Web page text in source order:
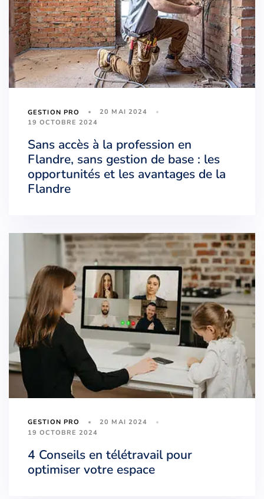
GESTION PRO
20 MAI 2024
19 OCTOBRE 2024
Sans accès à la profession en
Flandre, sans gestion de base : les
opportunités et les avantages de la
Flandre
GESTION PRO
20 MAI 2024
19 OCTOBRE 2024
4 Conseils en télétravail pour
optimiser votre espace